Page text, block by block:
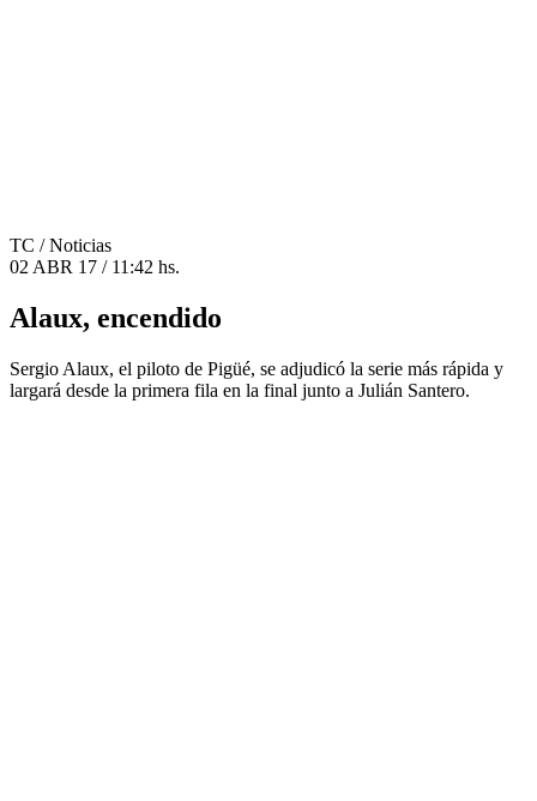
TC / Noticias
02 ABR 17 / 11:42 hs.
Alaux, encendido
Sergio Alaux, el piloto de Pigüé, se adjudicó la serie más rápida y
largará desde la primera fila en la final junto a Julián Santero.